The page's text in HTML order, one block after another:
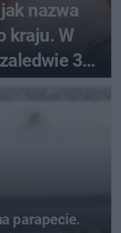
nazwa
kraju. W
3
parapecie.